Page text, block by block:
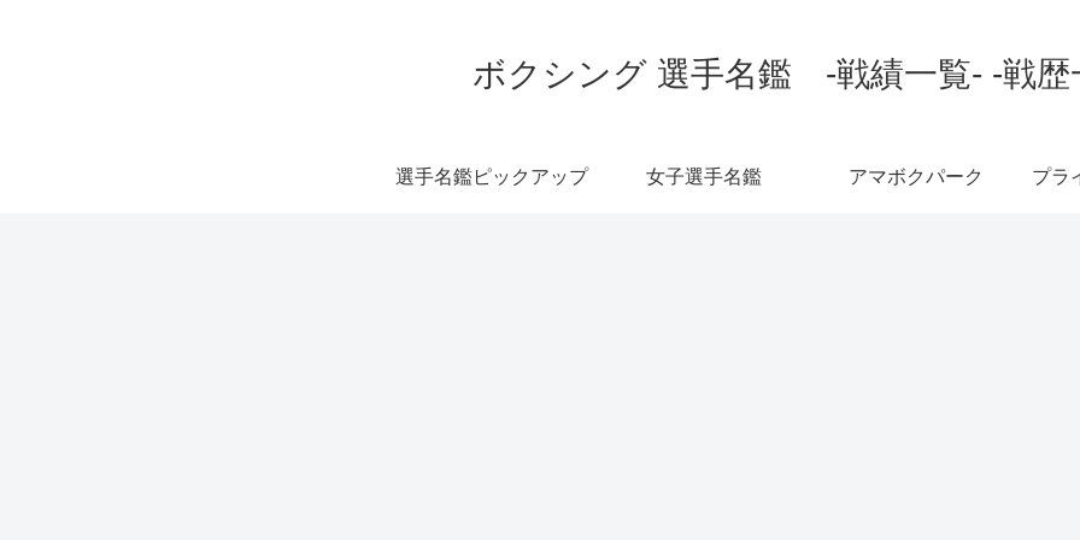
ボクシング 選手名鑑 -戦績一覧- -戦歴
選手名鑑ピックアップ 女子選手名鑑 アマボクパーク プラ